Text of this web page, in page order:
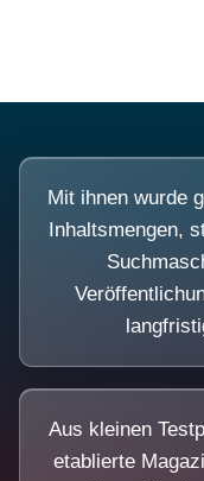
Mit ihnen wurde
Inhaltsmengen,
Aus kleinen
etablierte